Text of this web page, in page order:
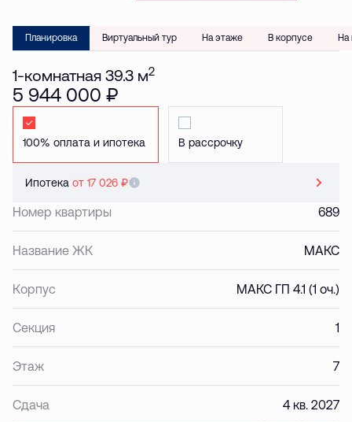
Планировка Виртуальный тур На этаже В корпусе На
1-комнатная 39.3 м2
5 944 000 ₽
Стандартная Стандартная
Ипотека от 17 026 ₽
Номер квартиры 689
Название ЖК МАКС
Корпус МАКС ГП 4.1 (1 оч.)
Секция 1
Этаж 7
Сдача 4 кв. 2027